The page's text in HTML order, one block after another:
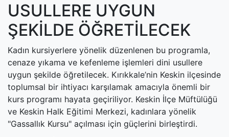
İller(current)
USULLERE UYGUN
ŞEKİLDE ÖĞRETİLECEK
Kadın kursiyerlere yönelik düzenlenen bu programla,
cenaze yıkama ve kefenleme işlemleri dini usullere
uygun şekilde öğretilecek. Kırıkkale’nin Keskin ilçesinde
toplumsal bir ihtiyacı karşılamak amacıyla önemli bir
kurs programı hayata geçiriliyor. Keskin İlçe Müftülüğü
ve Keskin Halk Eğitimi Merkezi, kadınlara yönelik
"Gassallık Kursu" açılması için güçlerini birleştirdi.